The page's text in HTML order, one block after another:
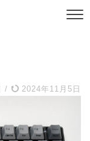
/ 2024年11月5日